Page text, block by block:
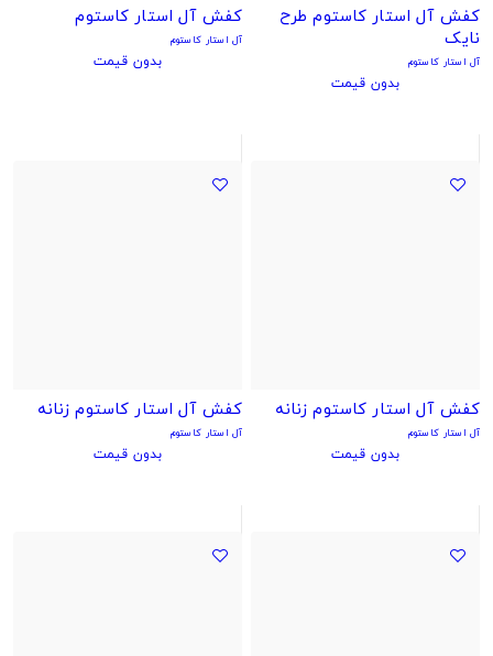
کفش آل استار کاستوم طرح
نایک
آل استار کاستوم
بدون قیمت
کفش آل استار کاستوم
آل استار کاستوم
بدون قیمت
کفش آل استار کاستوم زنانه
آل استار کاستوم
بدون قیمت
کفش آل استار کاستوم زنانه
آل استار کاستوم
بدون قیمت